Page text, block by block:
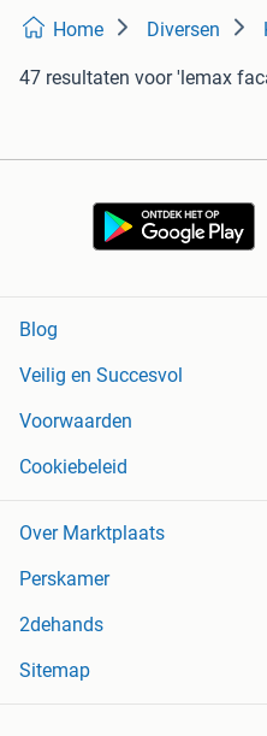
Home Diversen
47 resultaten voor 'lemax
Blog
Veilig en Succesvol
Voorwaarden
Cookiebeleid
Over Marktplaats
Perskamer
2dehands
Sitemap